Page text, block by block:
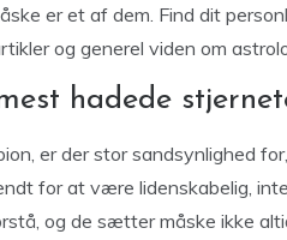
er et af dem. Find dit
og generel viden om
hadede
er der stor sandsynlighed
for at være lidenskabelig,
og de sætter måske ikke